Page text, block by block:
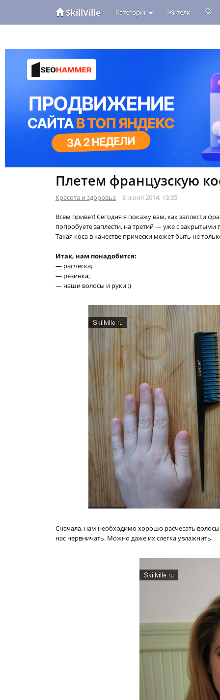
SkillVille Категории Жители
Плетем французскую
Красота и здоровье 3 июня 2014, 13:35
Всем привет! Сегодня я покажу вам, как заплести
попробуете заплести, на третий — уже с закрытыми
Такая коса в качестве прически может быть не
Итак, нам понадобится:
— расческа;
— резинка;
— наши волосы и руки :)
Сначала, нам необходимо хорошо расчесать
нас нервничать. Можно даже их слегка увлажнить.